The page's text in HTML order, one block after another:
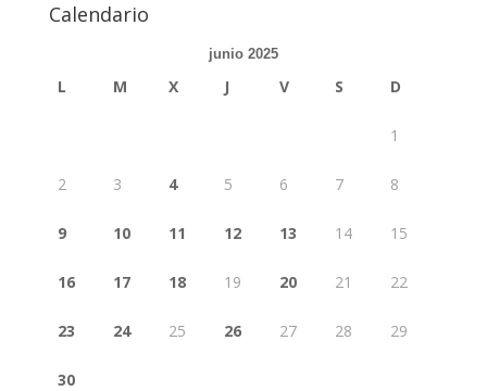
Calendario
junio 2025
L M X J V S D
1
2 3 4 5 6 7 8
9 10 11 12 13 14 15
16 17 18 19 20 21 22
23 24 25 26 27 28 29
30